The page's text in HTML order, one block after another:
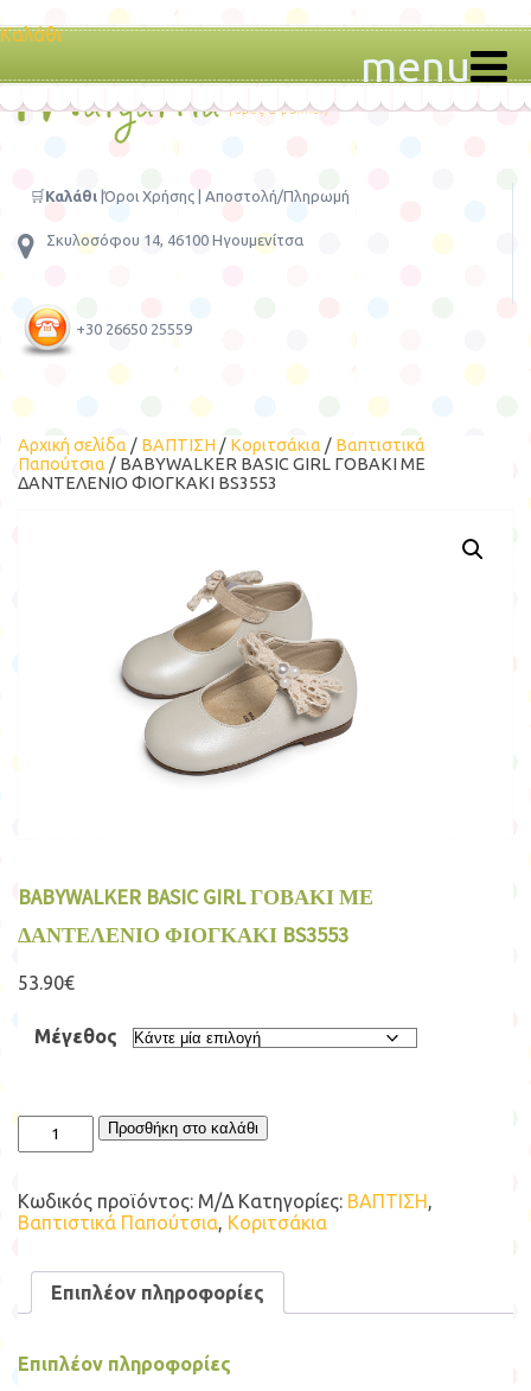
🛒Καλάθι |Όροι Χρήσης Αποστολή/Πληρωμή
Σκυλοσόφου 14, 46100 Ηγουμενίτσα
+30 26650 25559
Καλάθι
menu
Αρχική σελίδα / ΒΑΠΤΙΣΗ / Κοριτσάκια / Βαπτιστικά
Παπούτσια / BABYWALKER BASIC GIRL ΓΟΒΑΚΙ ΜΕ
ΔΑΝΤΕΛΕΝΙΟ ΦΙΟΓΚΑΚΙ BS3553
BABYWALKER BASIC GIRL ΓΟΒΑΚΙ ΜΕ
ΔΑΝΤΕΛΕΝΙΟ ΦΙΟΓΚΑΚΙ BS3553
53.90€
Μέγεθος
BABYWALKER
BASIC
ΓΟΒΑΚΙ
ΜΕ
ΔΑΝΤΕΛΕΝΙΟ
BS3553
ποσότητα
Προσθήκη στο καλάθι
Κωδικός προϊόντος: Μ/Δ Κατηγορίες: ΒΑΠΤΙΣΗ ,
Βαπτιστικά Παπούτσια, Κοριτσάκια
Επιπλέον πληροφορίες
Επιπλέον πληροφορίες